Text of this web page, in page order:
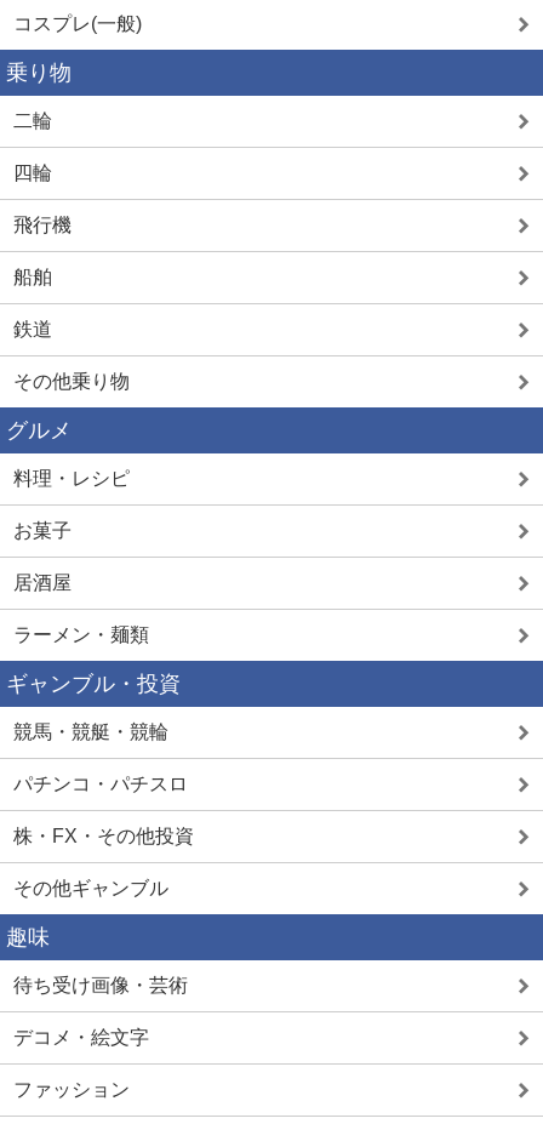
コスプレ(一般)
乗り物
二輪
四輪
飛行機
船舶
鉄道
その他乗り物
グルメ
料理・レシピ
お菓子
居酒屋
ラーメン・麺類
ギャンブル・投資
競馬・競艇・競輪
パチンコ・パチスロ
株・FX・その他投資
その他ギャンブル
趣味
待ち受け画像・芸術
デコメ・絵文字
ファッション